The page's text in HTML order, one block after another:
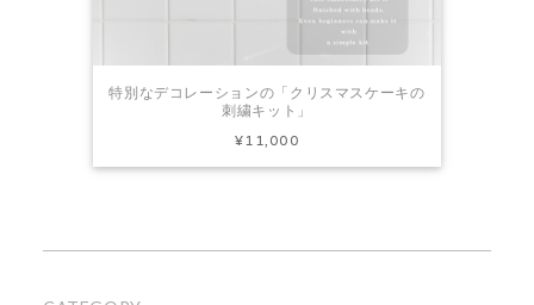
特別なデコレーションの「クリスマスケーキの
刺繍キット」
¥11,000